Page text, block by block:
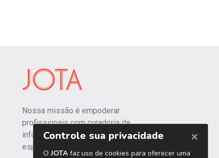
Nossa missão é empoderar
profissionais com curadoria de
informações independentes e
especializadas.